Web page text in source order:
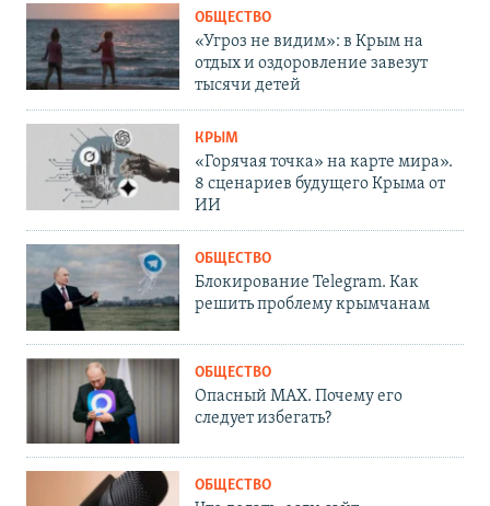
ОБЩЕСТВО
«Угроз не видим»: в Крым на
отдых и оздоровление завезут
тысячи детей
КРЫМ
«Горячая точка» на карте мира».
8 сценариев будущего Крыма от
ИИ
ОБЩЕСТВО
Блокирование Telegram. Как
решить проблему крымчанам
ОБЩЕСТВО
Опасный MAX. Почему его
следует избегать?
ОБЩЕСТВО